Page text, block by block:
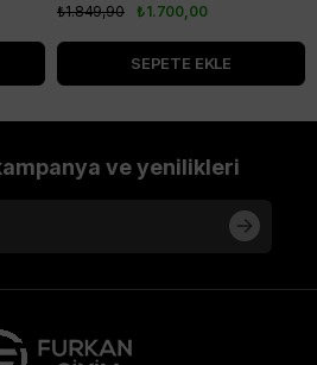
₺1.700,00
₺1.849,90
SEPETE EKLE
ve yenilikleri